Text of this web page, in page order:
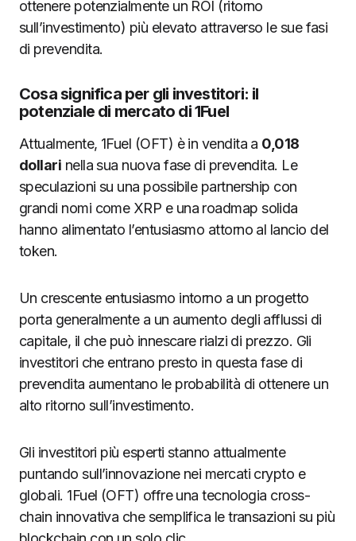
ottenere potenzialmente un ROI (ritorno
sull’investimento) più elevato attraverso le sue fasi
di prevendita.
Cosa significa per gli investitori: il
potenziale di mercato di 1Fuel
Attualmente, 1Fuel (OFT) è in vendita a 0,018
dollari nella sua nuova fase di prevendita. Le
speculazioni su una possibile partnership con
grandi nomi come XRP e una roadmap solida
hanno alimentato l’entusiasmo attorno al lancio del
token.
Un crescente entusiasmo intorno a un progetto
porta generalmente a un aumento degli afflussi di
capitale, il che può innescare rialzi di prezzo. Gli
investitori che entrano presto in questa fase di
prevendita aumentano le probabilità di ottenere un
alto ritorno sull’investimento.
Gli investitori più esperti stanno attualmente
puntando sull’innovazione nei mercati crypto e
globali. 1Fuel (OFT) offre una tecnologia cross-
chain innovativa che semplifica le transazioni su più